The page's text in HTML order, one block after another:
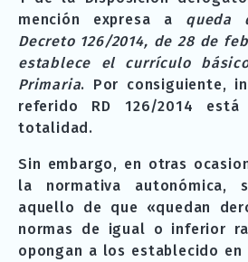
mención expresa a queda
Decreto 126/2014, de 28 de
establece el currículo
Primaria. Por consiguiente,
referido RD 126/2014
totalidad.
Sin embargo, en otras
la normativa autonómica,
aquello de que «quedan
normas de igual o inferior
opongan a los establecido